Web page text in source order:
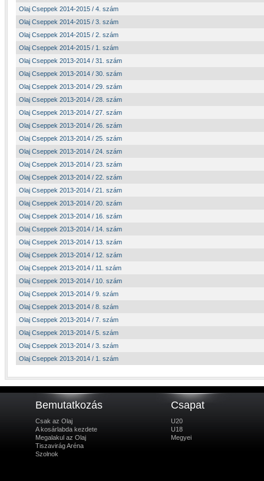
Olaj Cseppek 2014-2015 / 4. szám
Olaj Cseppek 2014-2015 / 3. szám
Olaj Cseppek 2014-2015 / 2. szám
Olaj Cseppek 2014-2015 / 1. szám
Olaj Cseppek 2013-2014 / 31. szám
Olaj Cseppek 2013-2014 / 30. szám
Olaj Cseppek 2013-2014 / 29. szám
Olaj Cseppek 2013-2014 / 28. szám
Olaj Cseppek 2013-2014 / 27. szám
Olaj Cseppek 2013-2014 / 26. szám
Olaj Cseppek 2013-2014 / 25. szám
Olaj Cseppek 2013-2014 / 24. szám
Olaj Cseppek 2013-2014 / 23. szám
Olaj Cseppek 2013-2014 / 22. szám
Olaj Cseppek 2013-2014 / 21. szám
Olaj Cseppek 2013-2014 / 20. szám
Olaj Cseppek 2013-2014 / 16. szám
Olaj Cseppek 2013-2014 / 14. szám
Olaj Cseppek 2013-2014 / 13. szám
Olaj Cseppek 2013-2014 / 12. szám
Olaj Cseppek 2013-2014 / 11. szám
Olaj Cseppek 2013-2014 / 10. szám
Olaj Cseppek 2013-2014 / 9. szám
Olaj Cseppek 2013-2014 / 8. szám
Olaj Cseppek 2013-2014 / 7. szám
Olaj Cseppek 2013-2014 / 5. szám
Olaj Cseppek 2013-2014 / 3. szám
Olaj Cseppek 2013-2014 / 1. szám
Bemutatkozás
Csak az Olaj
A kosárlabda kezdete
Megalakul az Olaj
Tiszavirág Aréna
Szolnok
Csapat
U20
U18
Megyei